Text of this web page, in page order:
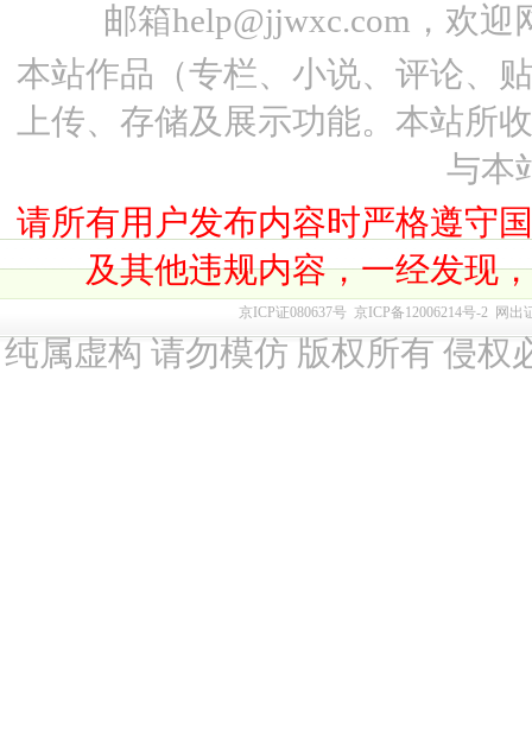
邮箱help@jjwxc.com，欢
本站作品（专栏、小说、评论、
上传、存储及展示功能。本站所
与本
请所有用户发布内容时严格遵守
及其他违规内容，一经发现
京ICP证080637号 京ICP备12006214号-2 网出
纯属虚构 请勿模仿 版权所有 侵权